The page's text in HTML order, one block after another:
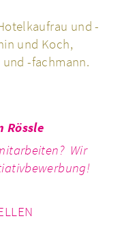
und -
und Koch,
-fach­mann.
Rössle
Wir